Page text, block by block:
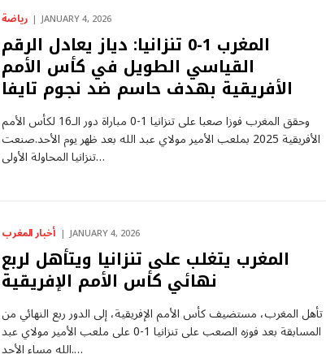
رياضة JANUARY 4, 2026
المغرب 1-0 تنزانيا: دياز يعادل الرقم
القياسي الطويل في كأس الأمم
الأفريقية بهدف حاسم ضد نجوم تايفا
وحقق المغرب فوزا صعبا على تنزانيا 1-0 مباراة دور الـ16 لكأس الأمم
الأفريقية 2025 بملعب الأمير مولاي عبد الله بعد ظهر يوم الأحد.صنعت
تنزانيا المحاولة الأولى…
أخبار المغرب JANUARY 4, 2026
المغرب يتغلب على تنزانيا ويتأهل لربع
نهائي كأس الأمم الإفريقية
تأهل المغرب، مستضيف كأس الأمم الإفريقية، إلى الدور ربع النهائي من
المسابقة بعد فوزه الصعب على تنزانيا 1-0 على ملعب الأمير مولاي عبد
الله مساء الأحد.…